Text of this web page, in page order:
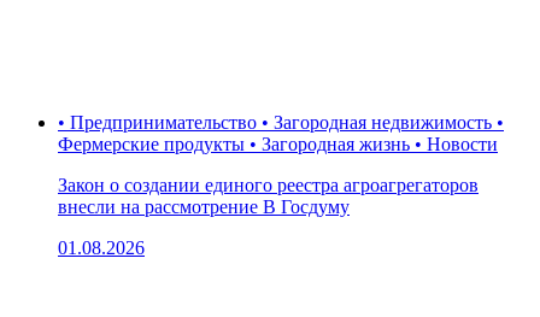
• Предпринимательство • Загородная недвижимость •
Фермерские продукты • Загородная жизнь • Новости
Закон о создании единого реестра агроагрегаторов
внесли на рассмотрение В Госдуму
01.08.2026